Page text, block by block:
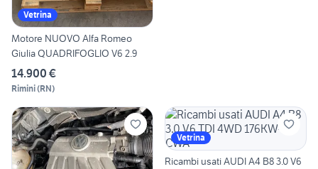
Vetrina
Motore NUOVO Alfa Romeo
Giulia QUADRIFOGLIO V6 2.9
14.900 €
Rimini(RN)
Vetrina
Ricambi usati AUDI A4 B8 3.0 V6